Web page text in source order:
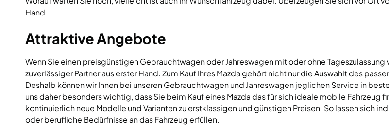
Hand.
Attraktive Angebote
Wenn Sie einen preisgünstigen Gebrauchtwagen oder Jahreswagen mit oder ohne Tageszulassung
zuverlässiger Partner aus erster Hand. Zum Kauf Ihres Mazda gehört nicht nur die Auswahlt des
Deshalb können wir Ihnen bei unseren Gebrauchtwagen und Jahreswagen jeglichen Service in
uns daher besonders wichtig, dass Sie beim Kauf eines Mazda das für sich ideale mobile
kontinuierlich neue Modelle und Varianten zu erstklassigen und günstigen Preisen. So lassen sich
oder berufliche Bedürfnisse an das Fahrzeug erfüllen.